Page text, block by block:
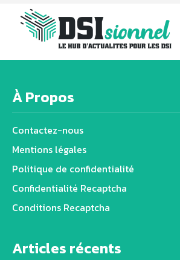
À Propos
Contactez-nous
Mentions légales
Politique de confidentialité
Confidentialité Recaptcha
Conditions Recaptcha
Articles récents